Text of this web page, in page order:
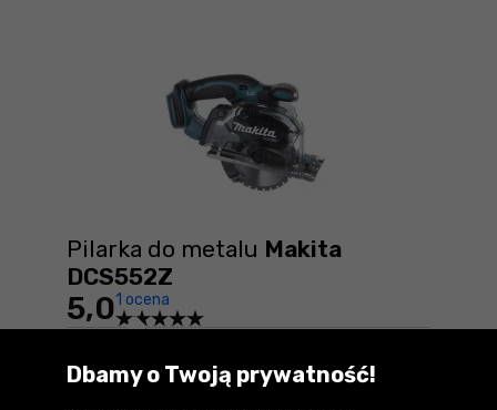
Pilarka do metalu Makita
DCS552Z
5,01 ocena
Ocena:
Małgorzata
Dbamy o Twoją prywatność!